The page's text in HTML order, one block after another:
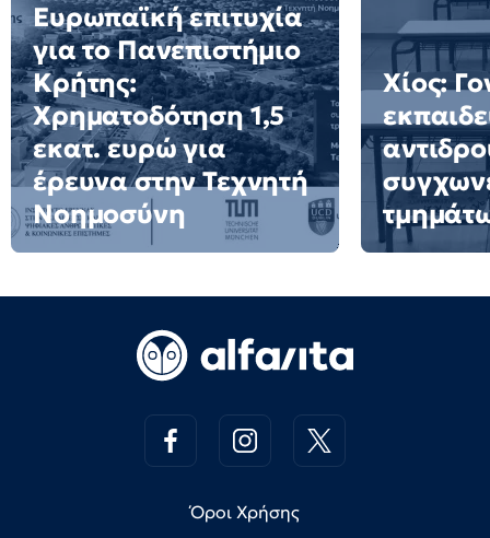
Ευρωπαϊκή επιτυχία
για το Πανεπιστήμιο
Κρήτης:
Χρηματοδότηση 1,5
εκατ. ευρώ για
έρευνα στην Τεχνητή
Νοημοσύνη
Χίος:
Όροι Χρήσης